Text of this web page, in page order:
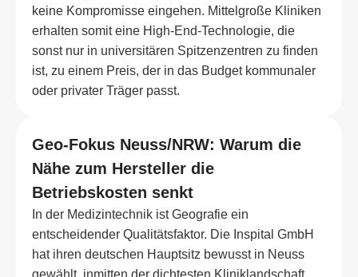
keine Kompromisse eingehen. Mittelgroße Kliniken
erhalten somit eine High-End-Technologie, die
sonst nur in universitären Spitzenzentren zu finden
ist, zu einem Preis, der in das Budget kommunaler
oder privater Träger passt.
Geo-Fokus Neuss/NRW: Warum die
Nähe zum Hersteller die
Betriebskosten senkt
In der Medizintechnik ist Geografie ein
entscheidender Qualitätsfaktor. Die Inspital GmbH
hat ihren deutschen Hauptsitz bewusst in Neuss
gewählt, inmitten der dichtesten Kliniklandschaft